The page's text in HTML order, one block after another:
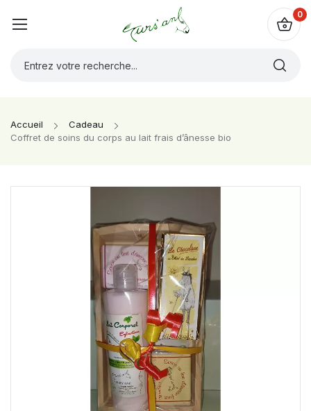
0
Accueil
Cadeau
Coffret de soins du corps au lait frais d’ânesse bio